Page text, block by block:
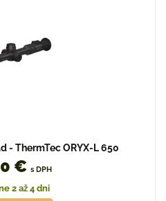
- ThermTec ORYX-L 650
€ s DPH
2 až 4 dni